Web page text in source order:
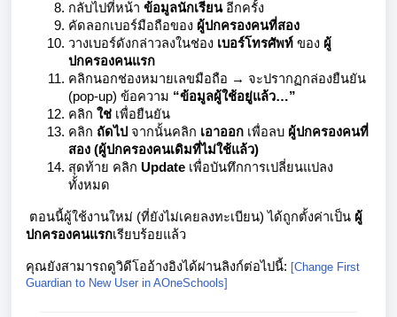
กลับไปที่หน้า ข้อมูลนักเรียนอีกครั้ง
คัดลอกเบอร์มือถือของ ผู้ปกครองคนที่สอง
วางเบอร์ดังกล่าวลงในช่อง เบอร์โทรศัพท์ ของ ผู้
ปกครองคนแรก
คลิกนอกช่องหมายเลขมือถือ → จะปรากฏกล่องยืนยัน
(pop-up) ข้อความ “ข้อมูลผู้ใช้อยู่แล้ว…”
คลิก ใช่ เพื่อยืนยัน
คลิก ถัดไป จากนั้นคลิก เอาออก เพื่อลบ ผู้ปกครองคนที่
สอง (ผู้ปกครองคนเดิมที่ไม่ใช้แล้ว)
สุดท้าย คลิก Update เพื่อบันทึกการเปลี่ยนแปลง
ทั้งหมด
ตอนนี้ผู้ใช้งานใหม่ (ที่ยังไม่เคยลงทะเบียน) ได้ถูกตั้งค่าเป็น ผู้
ปกครองคนแรกเรียบร้อยแล้ว
คุณยังสามารถดูวิดีโออ้างอิงได้ผ่านลิงก์ต่อไปนี้: [Change First
Guardian to New User in AOneSchools]